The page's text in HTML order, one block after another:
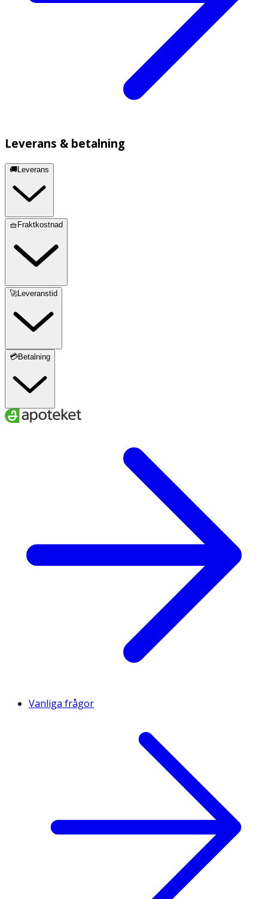
Leverans & betalning
🚚Leverans
🧺Fraktkostnad
🚀Leveranstid
💳Betalning
Vanliga frågor